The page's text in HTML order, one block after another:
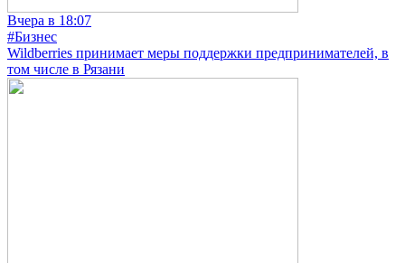
Вчера в 18:07
#Бизнес
Wildberries принимает меры поддержки предпринимателей, в
том числе в Рязани